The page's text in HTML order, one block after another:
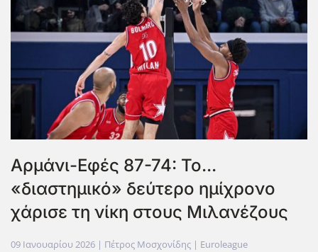
Αρμάνι-Εφές 87-74: Το...
«διαστημικό» δεύτερο ημίχρονο
χάρισε τη νίκη στους Μιλανέζους
09 Ιανουαρίου 2026 | Πέτρος Μοσχονίδης | Euroleague